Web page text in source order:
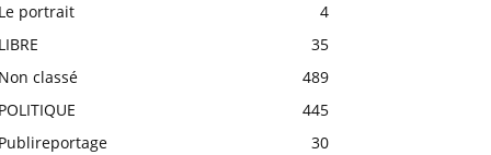
Le portrait
4
LIBRE
35
Non classé
489
POLITIQUE
445
Publireportage
30